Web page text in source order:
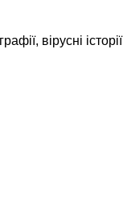
вірусні історії